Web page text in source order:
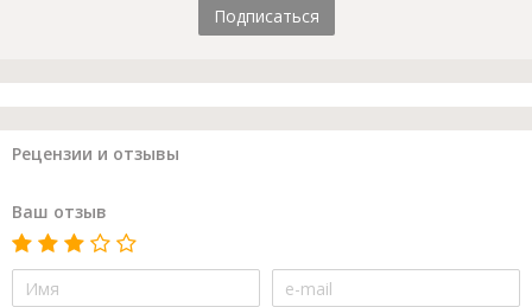
Подписаться
Рецензии и отзывы
Ваш отзыв